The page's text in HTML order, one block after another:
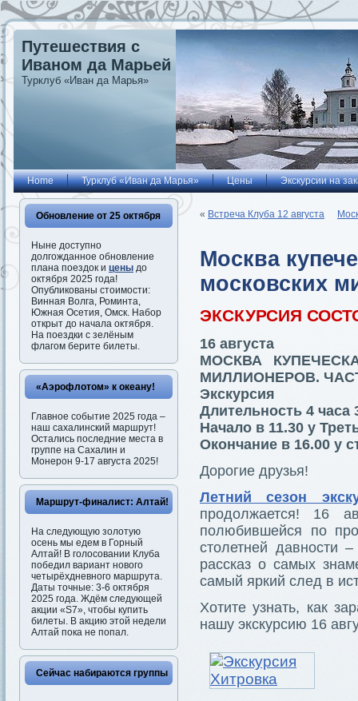
Путешествия с
Иваном да Марьей
Турклуб «Иван да Марья»
Home Турклуб «Иван да Марья» Цены Экскурсии на
Обновление от 25 октября
Ныне доступно
долгожданное обновление
плана поездок и цены до
октября 2025 года!
Опубликованы стоимости:
Винная Волга, Роминта,
Южная Осетия, Омск. Набор
открыт до начала октября.
На поездки с зелёным
флагом берите билеты.
«Аэрофлотом» к океану!
Главное событие 2025 года –
наш сахалинский маршрут!
Остались последние места в
группе на Сахалин и
Монерон 9-17 августа 2025!
Маршрут-финалист: Алтай!
На следующую золотую
осень мы едем в Горный
Алтай! В голосовании Клуба
победил вариант нового
четырёхдневного маршрута.
Даты точные: 3-6 октября
2025 года. Ждём следующей
акции «S7», чтобы купить
билеты. В акцию этой недели
Алтай пока не попал.
Сейчас набираются группы
« Встреча Клуба 12 августа
Москва
московских
ЭКСКУРСИЯ
16 августа
МОСКВА
МИЛЛИОНЕРОВ.
Экскурсия
Длительность 4 часа
Начало в 11.30 у
Окончание в 16.00 у
Дорогие друзья!
Летний сезон
продолжается! 16
полюбившейся по
столетней давности
рассказ о самых
самый яркий след в
Хотите узнать, как
нашу экскурсию 16